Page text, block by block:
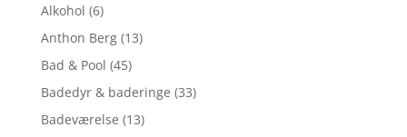
Alkohol (6)
Anthon Berg (13)
Bad & Pool (45)
Badedyr & baderinge (33)
Badeværelse (13)